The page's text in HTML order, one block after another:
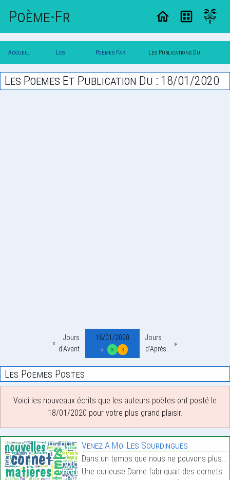
Poème-Fr
Accueil
Poesie
Les
Poesies
Poemes Par Les Publications Du
18/01/2020
Les Poemes Et Publication Du : 18/01/2020
Jours
d'Avant
18/01/2020
5 8 3
Jours
d'Après
Les Poemes Postes
Voici les nouveaux écrits que les auteurs poètes ont posté le
18/01/2020 pour votre plus grand plaisir.
Venez À Moi Les Sourdingues
Dans un temps que nous ne pouvons plus connaître
Une curieuse Dame fabriquait des cornets… acoustiq…